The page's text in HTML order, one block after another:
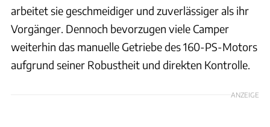
arbeitet sie geschmeidiger und zuverlässiger als ihr
Vorgänger. Dennoch bevorzugen viele Camper
weiterhin das manuelle Getriebe des 160-PS-Motors
aufgrund seiner Robustheit und direkten Kontrolle.
ANZEIGE